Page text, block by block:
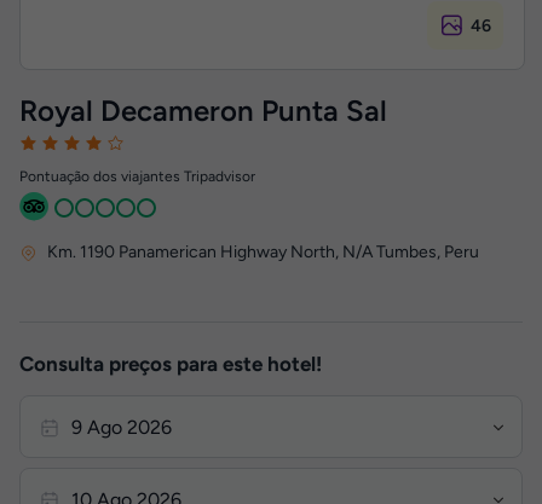
46
Royal Decameron Punta Sal
Pontuação dos viajantes Tripadvisor
Km. 1190 Panamerican Highway North, N/ATumbes, Peru
Consulta preços para este hotel!